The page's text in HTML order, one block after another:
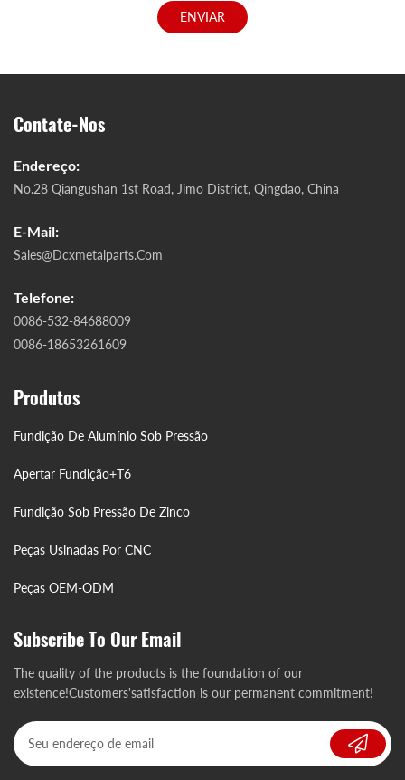
ENVIAR
Contate-Nos
Endereço:
No.28 Qiangushan 1st Road, Jimo District, Qingdao, China
E-Mail:
Sales@dcxmetalparts.com
Telefone:
0086-532-84688009
0086-18653261609
Produtos
Fundição De Alumínio Sob Pressão
Apertar Fundição+T6
Fundição Sob Pressão De Zinco
Peças Usinadas Por CNC
Peças OEM-ODM
Subscribe To Our Email
The quality of the products is the foundation of our
existence!Customers'satisfaction is our permanent commitment!